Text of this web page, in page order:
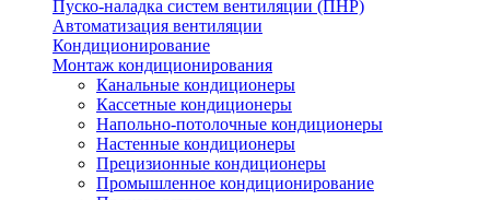
Пуско-наладка систем вентиляции (ПНР)
Автоматизация вентиляции
Кондиционирование
Монтаж кондиционирования
Канальные кондиционеры
Кассетные кондиционеры
Напольно-потолочные кондиционеры
Настенные кондиционеры
Прецизионные кондиционеры
Промышленное кондиционирование